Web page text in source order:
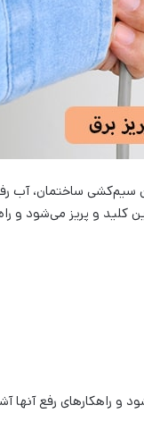
سیم‌کشی ساختمان، آب
و پریز می‌شود و
و راهکارهای رفع آنها